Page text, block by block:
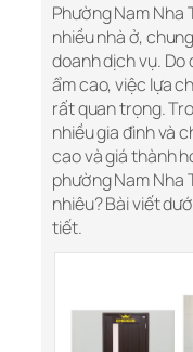
Phường Nam Nha
nhiều nhà ở,
doanh dịch vụ. Do
ẩm cao, việc lựa
rất quan trọng.
nhiều gia đình và
cao và giá thành
phường Nam Nha
nhiêu? Bài viết
tiết.